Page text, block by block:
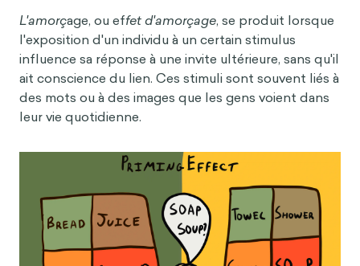
L'amorçage, ou effet d'amorçage, se produit lorsque
l'exposition d'un individu à un certain stimulus
influence sa réponse à une invite ultérieure, sans qu'il
ait conscience du lien. Ces stimuli sont souvent liés à
des mots ou à des images que les gens voient dans
leur vie quotidienne.